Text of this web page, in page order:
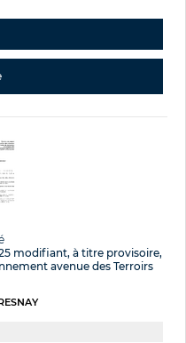
modifiant, à titre provisoire,
avenue des Terroirs